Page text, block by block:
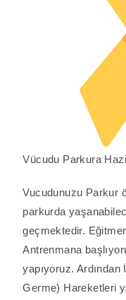
Vücudu Parkura
Vucudunuzu Parkur
parkurda
geçmektedir.
Antrenmana
yapıyoruz.
Germe) Hareketleri